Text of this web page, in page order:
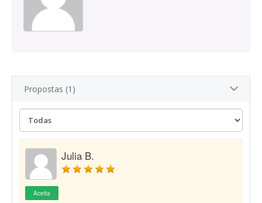
Propostas (1)
Julia B.
Aceita